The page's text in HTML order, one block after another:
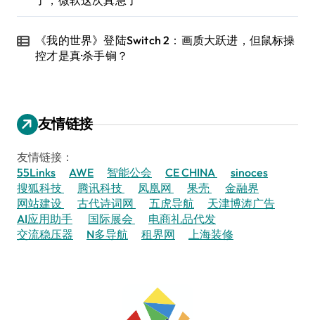
《我的世界》登陆Switch 2：画质大跃进，但鼠标操
控才是真·杀手锏？
友情链接
友情链接：
55Links
AWE 智能公会 CE CHINA
sinoces
搜狐科技
腾讯科技 凤凰网 果壳
金融界
网站建设
古代诗词网 五虎导航
天津博涛广告
AI应用助手
国际展会
电商礼品代发
交流稳压器
N多导航 租界网 上海装修